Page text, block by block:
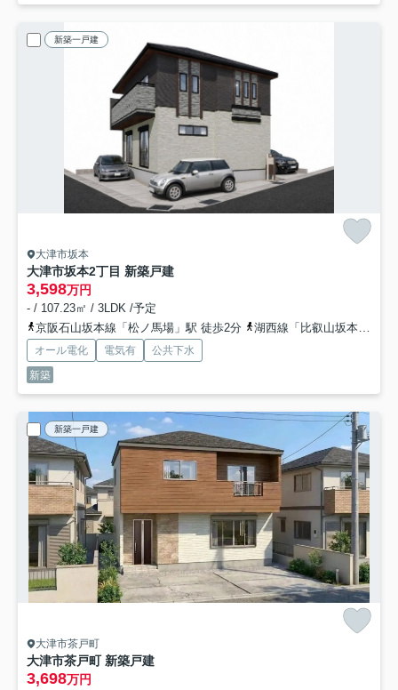
新築一戸建
大津市坂本
大津市坂本2丁目 新築戸建
3,598万円
- / 107.23㎡ / 3LDK /予定
京阪石山坂本線「松ノ馬場」駅 徒歩2分
湖西線「比叡山坂本」駅 徒歩19分
オール電化 電気有
公共下水
新築
新築一戸建
大津市茶戸町
大津市茶戸町 新築戸建
3,698万円